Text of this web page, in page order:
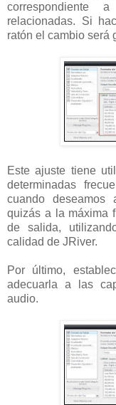
relacionadas. Si
ratón el cambio será
Este ajuste tiene
determinadas
cuando deseamos
quizás a la máxima
de salida,
calidad de JRiver.
Por último,
adecuarla a las
audio.